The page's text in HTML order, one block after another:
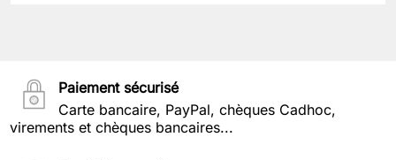
Paiement sécurisé
Carte bancaire, PayPal, chèques Cadhoc,
virements et chèques bancaires...